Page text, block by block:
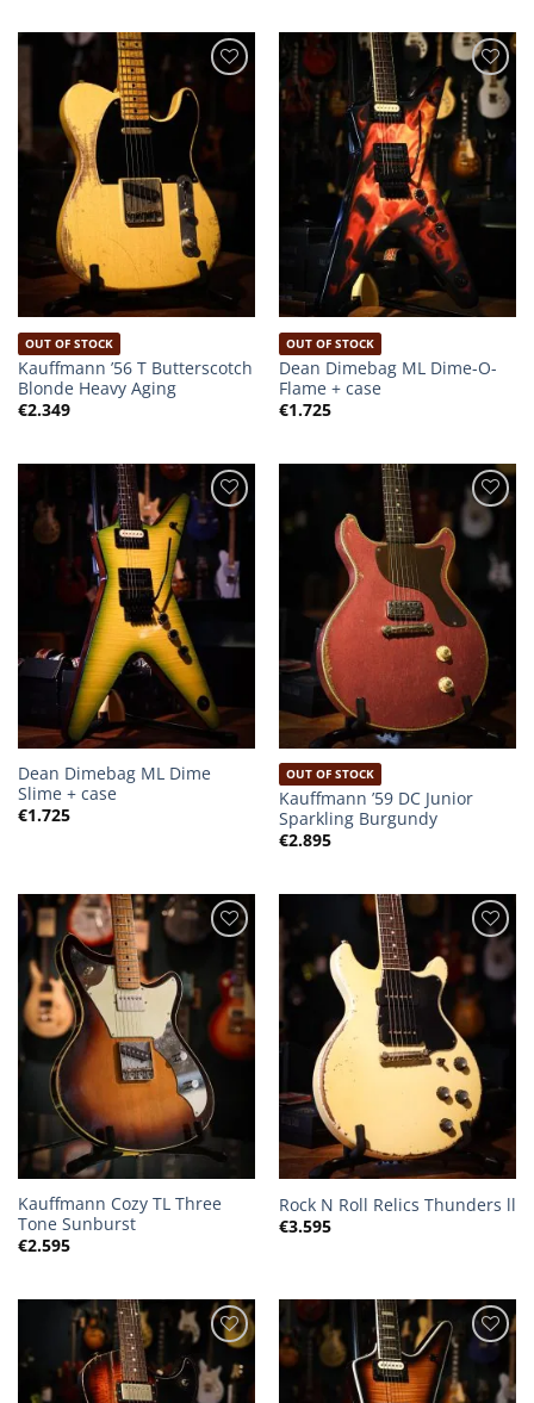
OUT OF STOCK
Kauffmann ’56 T Butterscotch
Blonde Heavy Aging
€2.349
OUT OF STOCK
Dean Dimebag ML Dime-O-
Flame + case
€1.725
Dean Dimebag ML Dime
Slime + case
€1.725
OUT OF STOCK
Kauffmann ’59 DC Junior
Sparkling Burgundy
€2.895
Kauffmann Cozy TL Three
Tone Sunburst
€2.595
Rock N Roll Relics Thunders ll
€3.595